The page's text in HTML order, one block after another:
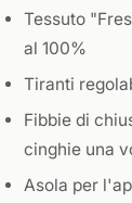
Tessuto
al 100%
Tiranti
Fibbie di
cinghie una
Asola per